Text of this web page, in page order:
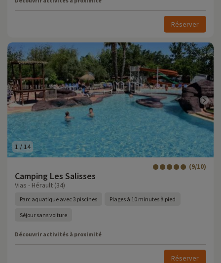
Réserver
1 /14
Camping Les Salisses
(9/10)
Vias - Hérault (34)
Parc aquatique avec 3 piscines Plages à 10 minutes à pied
Séjour sans voiture
Découvrir activités à proximité
Réserver